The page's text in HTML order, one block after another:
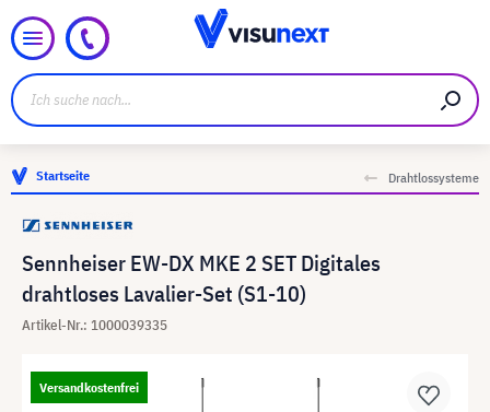
Startseite Drahtlossysteme
Sennheiser EW-DX MKE 2 SET Digitales
drahtloses Lavalier-Set (S1-10)
Artikel-Nr.: 1000039335
Versandkostenfrei